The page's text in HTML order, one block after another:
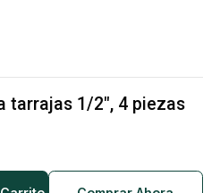
tarrajas 1/2", 4 piezas